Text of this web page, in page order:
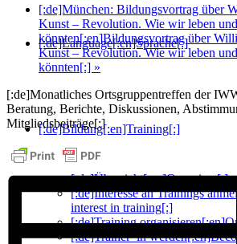
[:de]Language[:en]Sprache[:]
[:de]Bildung[:en]Training[:]
[:de]Übersicht[:en]Overview[:]
[:de]Interesse an Trainings
interest in training[:]
[:de]Training
[:de]Trainer*in
[:de]München: Bildungsvortrag über
Kunst – Revolution. Wie wir leben
könnten[:en]Bildungsvortrag über
Kunst – Revolution. Wie wir leben
könnten[:] »
[:de]Monatliches Ortsgruppentreffen der
Beratung, Berichte, Diskussionen,
Mitgliedsbeiträge[:]